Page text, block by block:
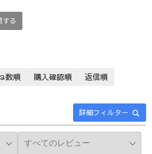
する
詳細フィルター
数順 購入確認順
返信順